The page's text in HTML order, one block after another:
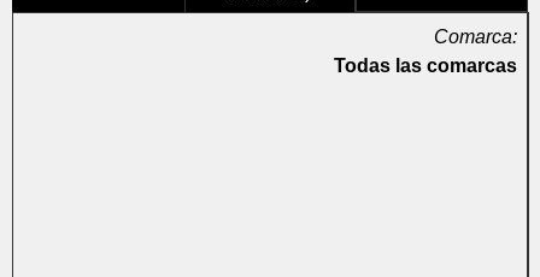
Comarca:
Todas las comarcas